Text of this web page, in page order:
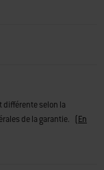
différente selon la
de la garantie. (En